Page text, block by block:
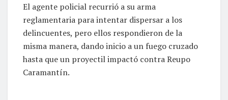
El agente policial recurrió a su arma
reglamentaria para intentar dispersar a los
delincuentes, pero ellos respondieron de la
misma manera, dando inicio a un fuego cruzado
hasta que un proyectil impactó contra Reupo
Caramantín.